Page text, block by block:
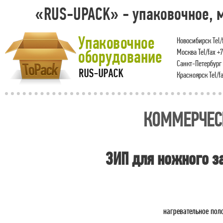
«RUS-UPACK» -
Новосибирск
Москва Tel/fax
Санкт-
Красноярск Tel/
ЗИП для ножного
нагревательное